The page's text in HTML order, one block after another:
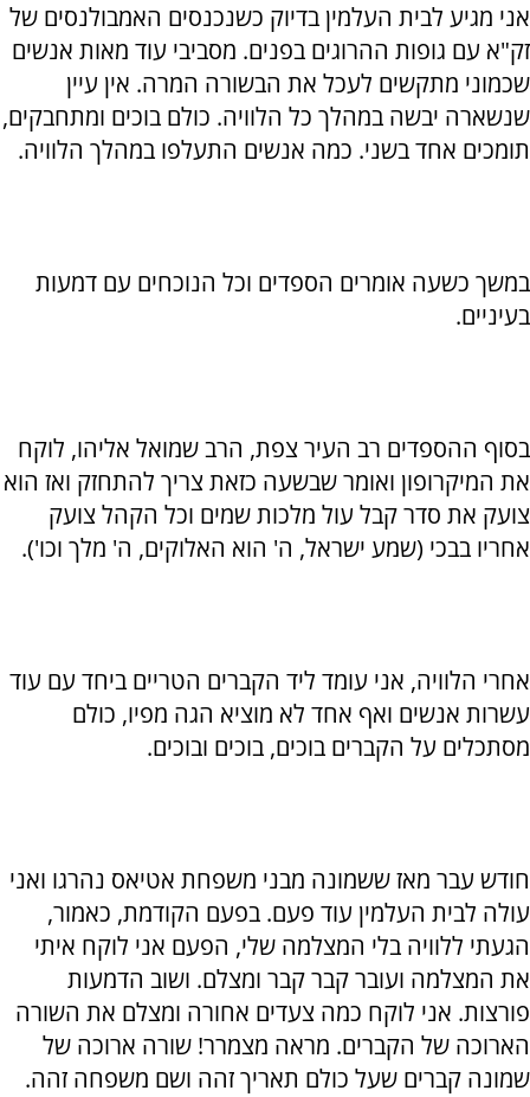
אני מגיע לבית העלמין בדיוק כשנכנסים האמבולנסים של
זק"א עם גופות ההרוגים בפנים. מסביבי עוד מאות אנשים
שכמוני מתקשים לעכל את הבשורה המרה. אין עיין
שנשארה יבשה במהלך כל הלוויה. כולם בוכים ומתחבקים,
תומכים אחד בשני. כמה אנשים התעלפו במהלך הלוויה.
במשך כשעה אומרים הספדים וכל הנוכחים עם דמעות
בעיניים.
בסוף ההספדים רב העיר צפת, הרב שמואל אליהו, לוקח
את המיקרופון ואומר שבשעה כזאת צריך להתחזק ואז הוא
צועק את סדר קבל עול מלכות שמים וכל הקהל צועק
אחריו בבכי (שמע ישראל, ה' הוא האלוקים, ה' מלך וכו').
אחרי הלוויה, אני עומד ליד הקברים הטריים ביחד עם עוד
עשרות אנשים ואף אחד לא מוציא הגה מפיו, כולם
מסתכלים על הקברים בוכים, בוכים ובוכים.
חודש עבר מאז ששמונה מבני משפחת אטיאס נהרגו ואני
עולה לבית העלמין עוד פעם. בפעם הקודמת, כאמור,
הגעתי ללוויה בלי המצלמה שלי, הפעם אני לוקח איתי
את המצלמה ועובר קבר קבר ומצלם. ושוב הדמעות
פורצות. אני לוקח כמה צעדים אחורה ומצלם את השורה
הארוכה של הקברים. מראה מצמרר! שורה ארוכה של
שמונה קברים שעל כולם תאריך זהה ושם משפחה זהה.